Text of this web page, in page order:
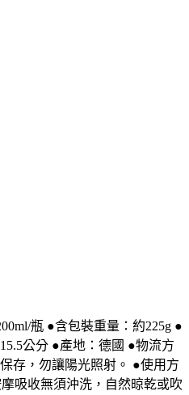
瓶 ●含包裝重量：約225g ●
公分 ●產地：德國 ●物流方
存，勿讓陽光照射。 ●使用方
吸收無須沖洗，自然晾乾或吹